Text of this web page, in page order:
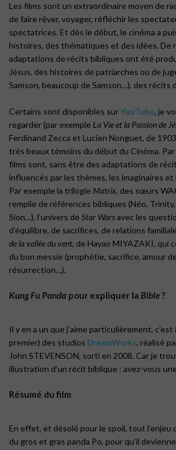
Les films sont un extraordinaire moyen de
de faire rêver, voyager, réfléchir les
spectatrices. Et dès le début, le cinéma a
histoires, des thématiques et des idées. De
adaptations de récits bibliques ont été
Jésus, des histoires de patriarches ou de
Samson, beaucoup de Samson…), des récits
Certains sont disponibles surYouTube, je
regarder (par exemple La Vie et la Passion de
Ferdinand Zecca et Lucien Nonguet, de
très beaux témoins du début du Cinéma.
films sont, sans être des adaptations de
influencés par les thèmes, les imaginaires
Par exemple la trilogie Matrix, des sœurs
remplie de références bibliques (Néo,
Sion…), l’univers de Star Warsavec les
d’équilibre, de sacrifices, de relations
de la vallée du vent, de Hayao MIYAZAKI, qui
du bon messie (prophétie, sacrifice, amour
résurrection…).
Kung Fu Panda pour expliquer la Bible?
Il y en a un que j’aime particulièrement, c’est
premier) des studios DreamWorks, réalisé
John STEVENSON, sorti en 2008. Car je
illustration d’un récit biblique : avez-vous
Résumé du film
En effet, et désolé pour le spoil, tout l’enjeu
du gros et gras panda Po, pour qu’il